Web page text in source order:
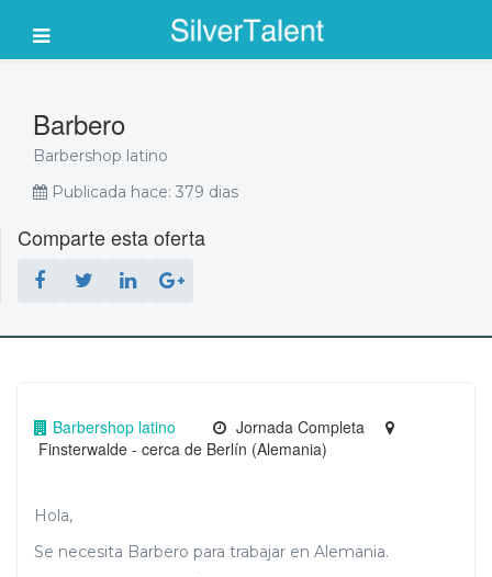
Barbero
Barbershop latino
Publicada hace: 379 dias
Comparte esta oferta
Barbershop latino
Jornada Completa
Finsterwalde - cerca de Berlín (Alemania)
Hola,
Se necesita Barbero para trabajar en Alemania.